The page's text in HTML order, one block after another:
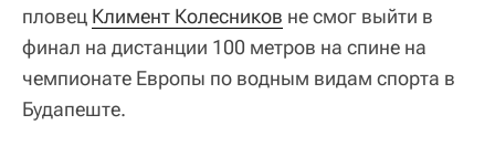
пловец Климент Колесников не смог выйти в
финал на дистанции 100 метров на спине на
чемпионате Европы по водным видам спорта в
Будапеште.